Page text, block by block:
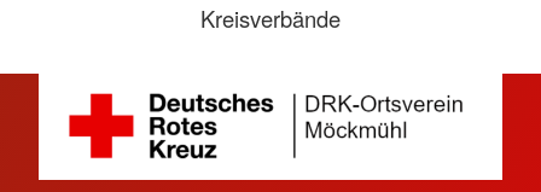
Kreisverbände